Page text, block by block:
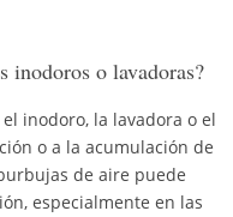
inodoros o lavadoras?
inodoro, la lavadora o el
o a la acumulación de
de aire puede
especialmente en las